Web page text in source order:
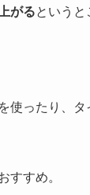
がるというと
使ったり、
すすめ。